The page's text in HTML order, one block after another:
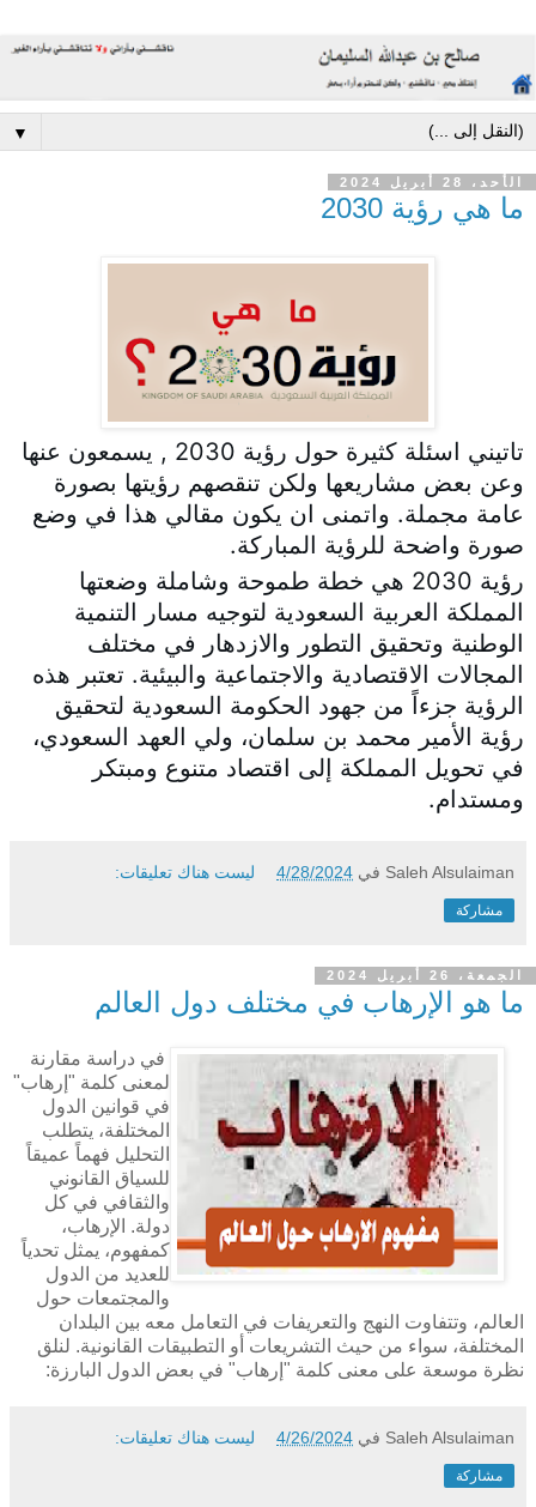
▼
الأحد، 28 أبريل 2024
ما هي رؤية 2030
تاتيني اسئلة كثيرة حول رؤية 2030 , يسمعون عنها
وعن بعض مشاريعها ولكن تنقصهم رؤيتها بصورة
عامة مجملة. واتمنى ان يكون مقالي هذا في وضع
صورة واضحة للرؤية المباركة.
رؤية 2030 هي خطة طموحة وشاملة وضعتها
المملكة العربية السعودية لتوجيه مسار التنمية
الوطنية وتحقيق التطور والازدهار في مختلف
المجالات الاقتصادية والاجتماعية والبيئية. تعتبر هذه
الرؤية جزءاً من جهود الحكومة السعودية لتحقيق
رؤية الأمير محمد بن سلمان، ولي العهد السعودي،
في تحويل المملكة إلى اقتصاد متنوع ومبتكر
ومستدام.
Saleh Alsulaiman في 4/28/2024 ليست هناك تعليقات:
مشاركة
الجمعة، 26 أبريل 2024
ما هو الإرهاب في مختلف دول العالم
في دراسة مقارنة
لمعنى كلمة "إرهاب"
في قوانين الدول
المختلفة، يتطلب
التحليل فهماً عميقاً
للسياق القانوني
والثقافي في كل
دولة. الإرهاب،
كمفهوم، يمثل تحدياً
للعديد من الدول
والمجتمعات حول
العالم، وتتفاوت النهج والتعريفات في التعامل معه بين البلدان
المختلفة، سواء من حيث التشريعات أو التطبيقات القانونية. لنلق
نظرة موسعة على معنى كلمة "إرهاب" في بعض الدول البارزة:
Saleh Alsulaiman في 4/26/2024 ليست هناك تعليقات:
مشاركة